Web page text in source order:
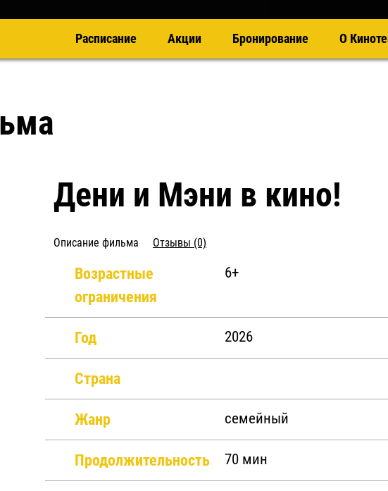
Расписание Акции Бронирование О
Дени и Мэни в кино!
Описание фильма Отзывы (0)
Возрастные
ограничения
6+
Год 2026
Страна
Жанр семейный
Продолжительность 70 мин